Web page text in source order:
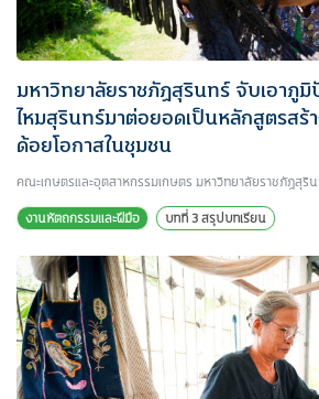
มหาวิทยาลัยราชภัฏสุรินทร์ จับเอาภู
ไหมสุรินทร์มาต่อยอดเป็นหลักสูตรสร้
ด้อยโอกาสในชุมชน
คณะเกษตรและอุตสาหกรรมเกษตร มหาวิทยาลัยราชภัฏสุริ
งานหัตถกรรมและฝีมือ
บทที่ 3 สรุปบทเรียน